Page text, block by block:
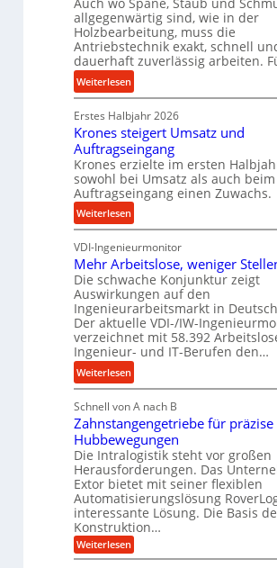
m
D
r
ü
c
k
r
o
z
e
s
s
g
e
w
i
n
d
e
t
r
i
e
b
u
n
d
H
y
d
r
a
u
l
i
m
V
e
r
g
l
e
i
Auch wo Späne, Staub und
allgegenwärtig sind, wie in der
Holzbearbeitung, muss die
Antriebstechnik exakt, schnell
dauerhaft zuverlässig arbeiten.
Weiterlesen:
P
r
ä
z
i
s
e
u
n
d
l
a
n
g
l
e
b
i
g
e
K
u
g
e
l
g
e
w
Erstes Halbjahr 2026
Krones steigert Umsatz und
Auftragseingang
Krones erzielte im ersten
sowohl bei Umsatz als auch beim
Auftragseingang einen Zuwachs.
Weiterlesen:
K
r
o
n
e
s
s
t
e
i
g
r
t
U
m
s
a
t
z
VDI-Ingenieurmonitor
Mehr Arbeitslose, weniger
Die schwache Konjunktur zeigt
Auswirkungen auf den
Ingenieurarbeitsmarkt in
Der aktuelle VDI-/IW-
verzeichnet mit 58.392
Ingenieur- und IT-Berufen den…
Weiterlesen:
M
e
h
r
A
r
b
e
i
t
s
Schnell von A nach B
Zahnstangengetriebe für präzise
Hubbewegungen
Die Intralogistik steht vor großen
Herausforderungen. Das
Extor bietet mit seiner flexiblen
Automatisierungslösung
interessante Lösung. Die Basis
Konstruktion…
Weiterlesen:
Z